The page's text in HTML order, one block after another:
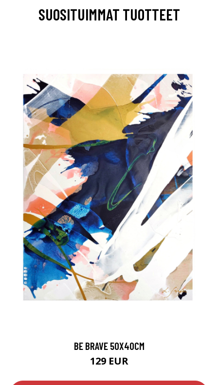
SUOSITUIMMAT TUOTTEET
BE BRAVE 50X40CM
129 EUR